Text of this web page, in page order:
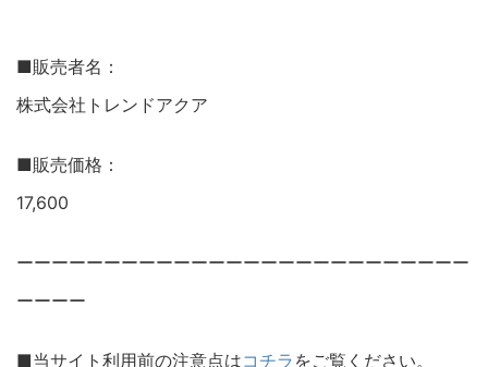
■販売者名：
株式会社トレンドアクア
■販売価格：
17,600
ーーーーーーーーーーーーーーーーーーーーーーーーーー
ーーーー
■当サイト利用前の注意点はコチラ をご覧ください。